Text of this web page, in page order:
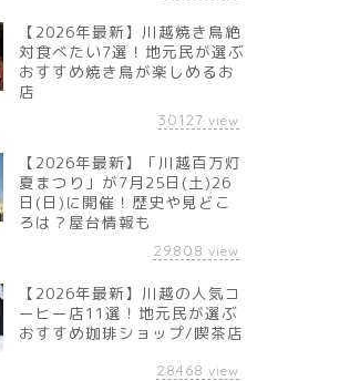
【2026年最新】川越焼き鳥絶
対食べたい7選！地元民が選ぶ
おすすめ焼き鳥が楽しめるお
店
30127 view
【2026年最新】「川越百万灯
夏まつり」が7月25日(土)26
日(日)に開催！歴史や見どこ
ろは？屋台情報も
29808 view
【2026年最新】川越の人気コ
ーヒー店11選！地元民が選ぶ
おすすめ珈琲ショップ/喫茶店
28468 view